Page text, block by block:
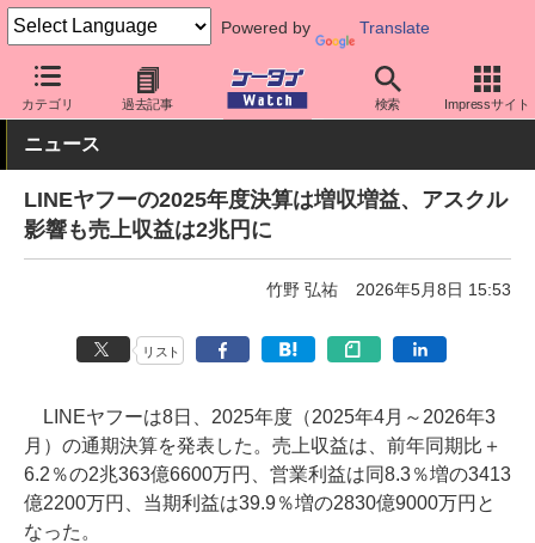
Powered by Translate
カテゴリ 過去記事 検索 Impressサイト
ケータイ Watch 業界動向 企業動向
ニュース
LINEヤフーの2025年度決算は増収増益、アスクル
影響も売上収益は2兆円に
竹野 弘祐 2026年5月8日 15:53
リスト
LINEヤフーは8日、2025年度（2025年4月～2026年3
月）の通期決算を発表した。売上収益は、前年同期比＋
6.2％の2兆363億6600万円、営業利益は同8.3％増の3413
億2200万円、当期利益は39.9％増の2830億9000万円と
なった。